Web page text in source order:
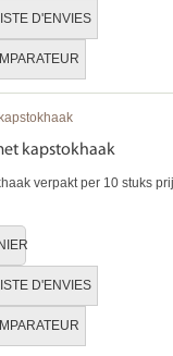
D'ENVIES
kapstokhaak
verpakt per 10 stuks
D'ENVIES